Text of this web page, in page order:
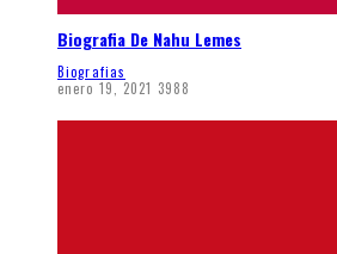
Biografia De Nahu Lemes
Biografias
enero 19, 2021 3988